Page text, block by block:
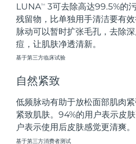
LUNATM
3可去除高达99.5%的
残留物，比单独用手清洁要有
脉动可以暂时扩张毛孔，去除
痘，让肌肤净透清新。
基于第三方临床试验
自然紧致
低频脉动有助于放松面部肌肉
紧致肌肤。94%的用户表示皮
户表示使用后皮肤感觉更清爽。
基于第三方消费者测试
卡塔尔
留尼汪
罗马尼亚
俄罗斯
沙特阿拉伯
新加坡